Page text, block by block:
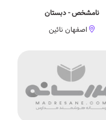
نامشخص - دبستان
اصفهان نائین